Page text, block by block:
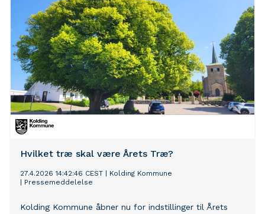
Hvilket træ skal være Årets Træ?
27.4.2026 14:42:46 CEST
Kolding Kommune
Pressemeddelelse
Kolding Kommune åbner nu for indstillinger til Årets